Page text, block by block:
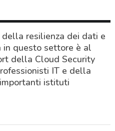
resilienza dei dati e
in questo settore è al
della Cloud Security
IT e della
istituti